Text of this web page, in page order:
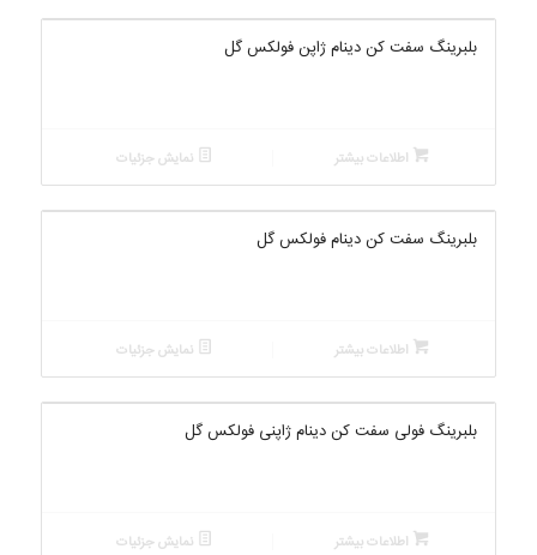
بلبرینگ سفت کن دینام ژاپن فولکس گل
اطلاعات بیشتر نمایش جزئیات
بلبرینگ سفت کن دینام فولکس گل
اطلاعات بیشتر نمایش جزئیات
بلبرینگ فولی سفت کن دینام ژاپنی فولکس گل
اطلاعات بیشتر نمایش جزئیات